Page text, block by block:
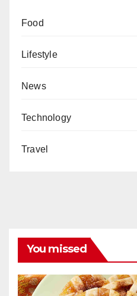
Food
Lifestyle
News
Technology
Travel
You missed